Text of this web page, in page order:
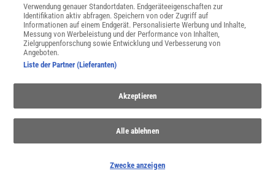
Verwendung genauer Standortdaten. Endgeräteeigenschaften zur
Identifikation aktiv abfragen. Speichern von oder Zugriff auf
Informationen auf einem Endgerät. Personalisierte Werbung und Inhalte,
Messung von Werbeleistung und der Performance von Inhalten,
Zielgruppenforschung sowie Entwicklung und Verbesserung von
Angeboten.
Liste der Partner (Lieferanten)
Akzeptieren
Alle ablehnen
Zwecke anzeigen